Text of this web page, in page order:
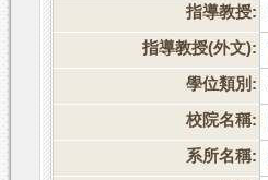
指導教授:
指導教授(外文):
學位類別:
校院名稱:
系所名稱: